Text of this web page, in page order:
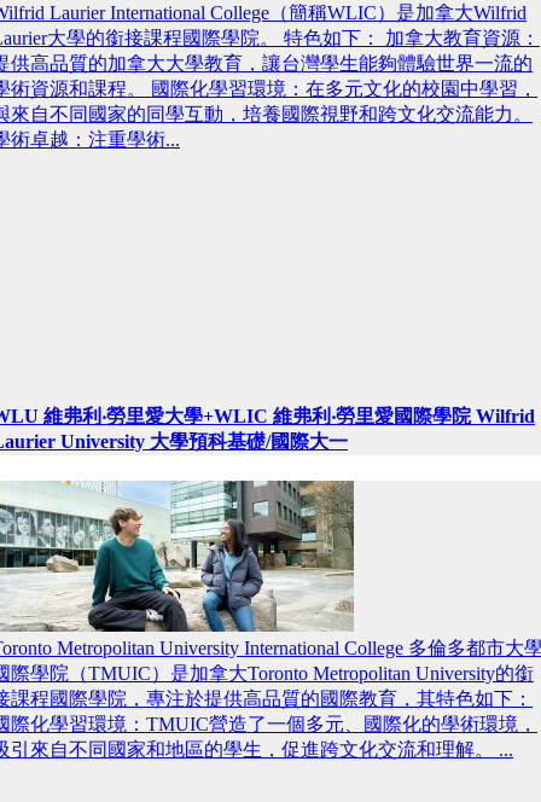
Laurier International College（簡稱WLIC）是加拿大Wilfrid
大學的銜接課程國際學院。 特色如下： 加拿大教育資源：
供高品質的加拿大大學教育，讓台灣學生能夠體驗世界一流的
術資源和課程。 國際化學習環境：在多元文化的校園中學習，
來自不同國家的同學互動，培養國際視野和跨文化交流能力。
術卓越：注重學術...
維弗利‧勞里愛大學+WLIC 維弗利‧勞里愛國際學院 Wilfrid
University 大學預科基礎/國際大一
Metropolitan University International College 多倫多都市大
際學院（TMUIC）是加拿大Toronto Metropolitan University的銜
課程國際學院，專注於提供高品質的國際教育，其特色如下：
際化學習環境：TMUIC營造了一個多元、國際化的學術環境，
引來自不同國家和地區的學生，促進跨文化交流和理解。 ...